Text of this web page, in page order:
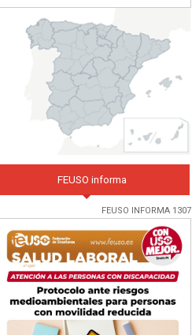
FEUSO informa
FEUSO INFORMA 1307